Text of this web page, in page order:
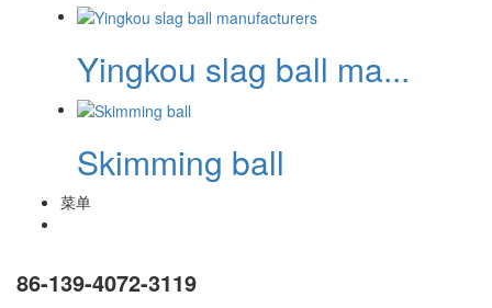
Yingkou slag ball ma...
Skimming ball
菜单
86-139-4072-3119